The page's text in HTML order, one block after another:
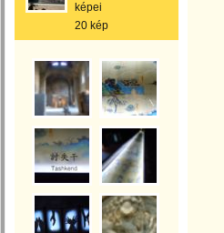
képei
20 kép